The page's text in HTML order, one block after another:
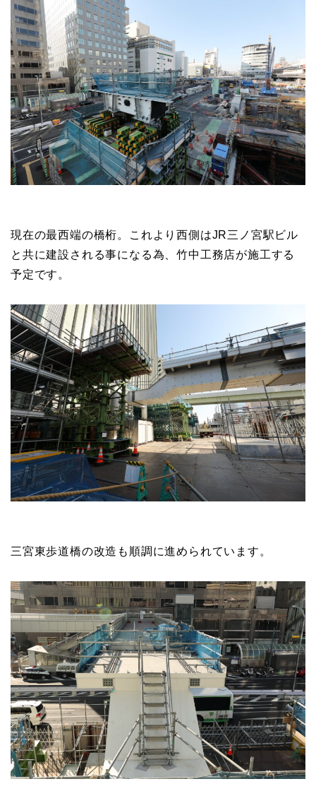
現在の最西端の橋桁。これより西側はJR三ノ宮駅ビル
と共に建設される事になる為、竹中工務店が施工する
予定です。
三宮東歩道橋の改造も順調に進められています。